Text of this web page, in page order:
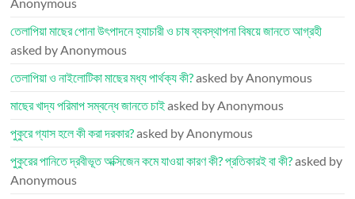
Anonymous
তেলাপিয়া মাছের পোনা উৎপাদনে হ্যাচারী ও চাষ ব্যবস্থাপনা বিষয়ে জানতে আগ্রহী
asked by Anonymous
তেলাপিয়া ও নাইলোটিকা মাছের মধ্য পার্থক্য কী?asked by Anonymous
মাছের খাদ্য পরিমাপ সম্বন্ধে জানতে চাইasked by Anonymous
পুকুরে গ্যাস হলে কী করা দরকার?asked by Anonymous
পুকুরের পানিতে দ্রবীভূত অক্সিজেন কমে যাওয়া কারণ কী? প্রতিকারই বা কী?asked by
Anonymous